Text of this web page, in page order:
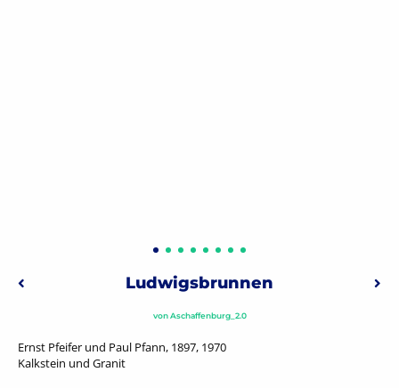
Beitragsnavigation
Vorheriger: Sonnenuhr „Im Lauf der Zeit“
Ludwigsbrunnen
vonAschaffenburg_2.0
Ernst Pfeifer und Paul Pfann, 1897, 1970
Kalkstein und Granit